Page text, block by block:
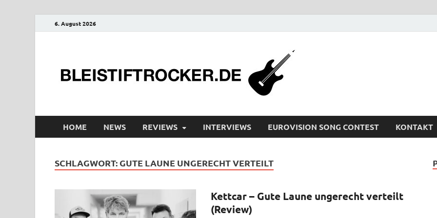
6. August 2026
HOME NEWS REVIEWS INTERVIEWS EUROVISION SONG CONTEST KONTAKT
SCHLAGWORT: GUTE LAUNE UNGERECHT VERTEILT
Kettcar – Gute Laune ungerecht verteilt
(Review)